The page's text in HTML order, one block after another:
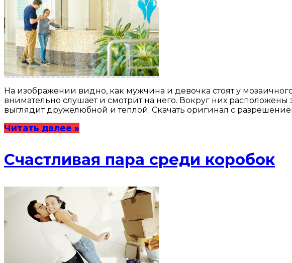
На изображении видно, как мужчина и девочка стоят у
внимательно слушает и смотрит на него. Вокруг них
выглядит дружелюбной и теплой. Скачать оригинал с
Читать далее »
Счастливая пара среди коробок